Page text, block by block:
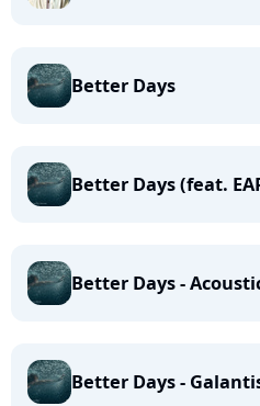
Better Days
Better Days (feat.
Better Days -
Better Days -